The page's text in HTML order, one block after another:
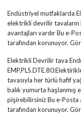
Endüstriyel mutfaklarda
elektrikli devrilir tavaların
avantajları vardırBu e-
tarafından korunuyor.
Elektrikli Devrilir tava
tavasıyla her türlü hafif
balık yumurta haşlanmış
pişirebilirsinizBu e-Posta
tarafından korunuyor.